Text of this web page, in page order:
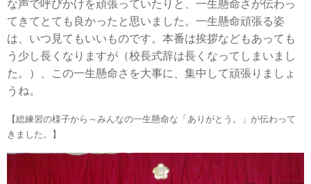
な声で呼びかけを頑張っていたりと、一生懸命さが伝わっ
てきてとても良かったと思いました。一生懸命頑張る姿
は、いつ見てもいいものです。本番は挨拶などもあっても
う少し長くなりますが（校長式辞は長くなってしまいまし
た。）、この一生懸命さを大事に、集中して頑張りましょ
うね。
【総練習の様子から～みんなの一生懸命な「ありがとう。」が伝わって
きました。】